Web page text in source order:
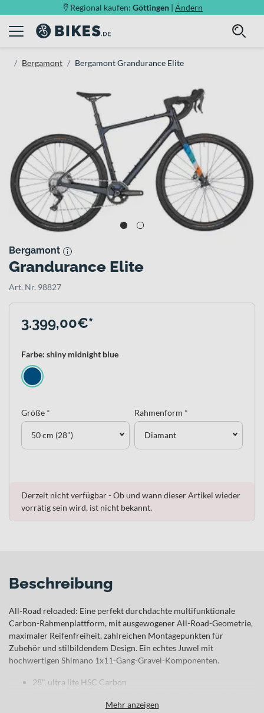
Regional kaufen: Göttingen | Ändern
Bergamont Bergamont Grandurance Elite
Bergamont
Grandurance Elite
Art. Nr. 98827
3.399,00€*
Farbe: shiny midnight blue
Größe *
50 cm (28")
Rahmenform *
Diamant
Derzeit nicht verfügbar - Ob und wann dieser Artikel wieder
vorrätig sein wird, ist nicht bekannt.
Beschreibung
All-Road reloaded: Eine perfekt durchdachte multifunktionale
Carbon-Rahmenplattform, mit ausgewogener All-Road-Geometrie,
maximaler Reifenfreiheit, zahlreichen Montagepunkten für
Zubehör und stilbildendem Design. Ein echtes Juwel mit
hochwertigen Shimano 1x11-Gang-Gravel-Komponenten.
28", ultra lite HSC Carbon
Mehr anzeigen